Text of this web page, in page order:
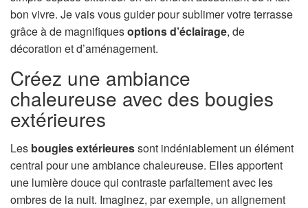
bon vivre. Je vais vous guider pour sublimer votre terrasse
grâce à de magnifiquesoptions d’éclairage, de
décoration et d’aménagement.
Créez une ambiance
chaleureuse avec des bougies
extérieures
Les bougies extérieuressont indéniablement un élément
central pour une ambiance chaleureuse. Elles apportent
une lumière douce qui contraste parfaitement avec les
ombres de la nuit. Imaginez, par exemple, un alignement